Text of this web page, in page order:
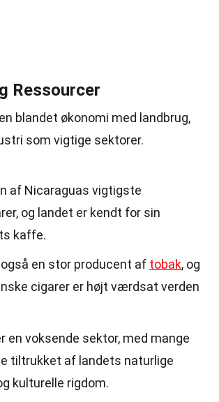
Ressourcer
blandet økonomi med landbrug,
som vigtige sektorer.
af Nicaraguas vigtigste
og landet er kendt for sin
kaffe.
en stor producent af tobak, og
cigarer er højt værdsat verden
en voksende sektor, med mange
tiltrukket af landets naturlige
kulturelle rigdom.